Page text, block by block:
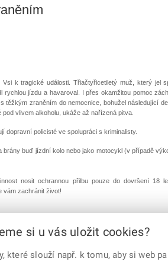
k tragické události. Třiačtyřicetiletý muž, který jel
jízdu a havaroval. I přes okamžitou pomoc
zraněním do nemocnice, bohužel následující
vlivem alkoholu, ukáže až nařízená pitva.
dopravní policisté ve spolupráci s kriminalisty.
buď jízdní kolo nebo jako motocykl (v případě
nosit ochrannou přilbu pouze do dovršení 18
vám zachránit život!
si u vás uložit cookies?
které slouží např. k tomu, aby si web